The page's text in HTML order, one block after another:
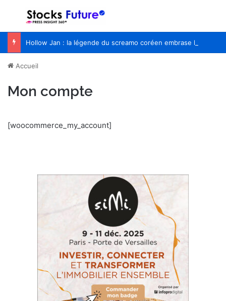
Menu
Accueil
Mon compte
[woocommerce_my_account]